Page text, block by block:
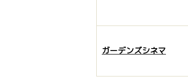
ガーデンズシネマ